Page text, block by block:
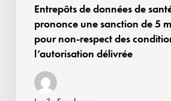
millions
d’euros
respect
Entrepôts de données de
prononce une sanction de 5
pour non-respect des
l’autorisation délivrée